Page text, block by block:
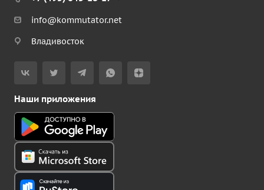
info@kommutator.net
Владивосток
Наши приложения